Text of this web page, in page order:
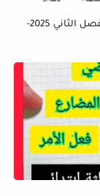
اختبار في اللغة العربية للسنة الثالثة ابتدائي الفصل الثاني 2025-